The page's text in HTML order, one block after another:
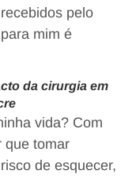
pelo
mim é
da cirurgia em
vida? Com
que tomar
de esquecer,